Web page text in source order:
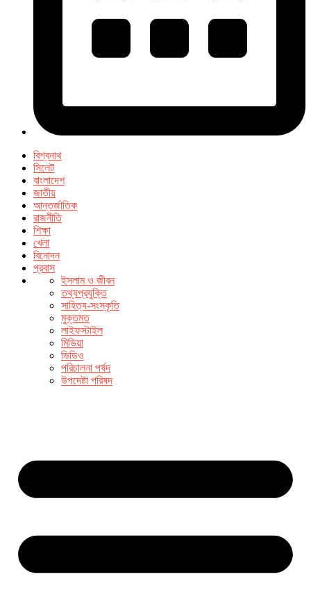
বিশ্বনাথ
সিলেট
বাংলাদেশ
জাতীয়
আন্তর্জাতিক
রাজনীতি
শিক্ষা
খেলা
বিনোদন
প্রবাস
ইসলাম ও জীবন
তথ্যপ্রযুক্তি
সাহিত্য-সংস্কৃতি
মুক্তমত
লাইফস্টাইল
মিডিয়া
ভিডিও
পরিচালনা পর্ষদ
উপদেষ্টা পরিষদ